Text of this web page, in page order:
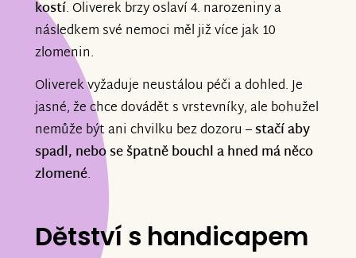
kostí. Oliverek brzy oslaví 4. narozeniny a
následkem své nemoci měl již více jak 10
zlomenin.
Oliverek vyžaduje neustálou péči a dohled. Je
jasné, že chce dovádět s vrstevníky, ale bohužel
nemůže být ani chvilku bez dozoru –stačí aby
spadl, nebo se špatně bouchl a hned má něco
zlomené.
Dětství s handicapem